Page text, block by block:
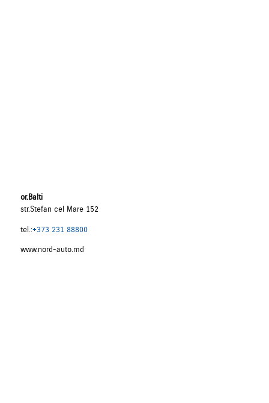
or.Balti
str.Stefan cel Mare 152
tel.:+373 231 88800
www.nord-auto.md